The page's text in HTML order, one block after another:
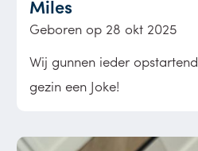
Miles
Geboren op 28 okt 2025
Wij gunnen ieder opstartend
gezin een Joke!